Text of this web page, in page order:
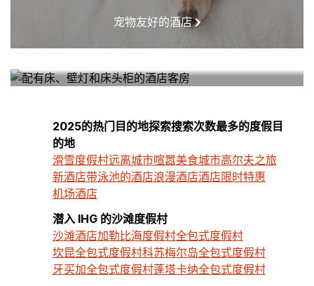
宠物友好的酒店
2025的热门目的地探索搜索次数最多的度假目
的地
滑雪度假村远离城市喧嚣美食城市高尔夫之旅
新酒店带泳池的酒店浪漫酒店酒店限时特惠
机场酒店
潜入 IHG 的沙滩度假村
沙滩酒店加勒比海度假村全包式度假村
坎昆全包式度假村科苏梅尔岛全包式度假村
牙买加全包式度假村蓬塔卡纳全包式度假村